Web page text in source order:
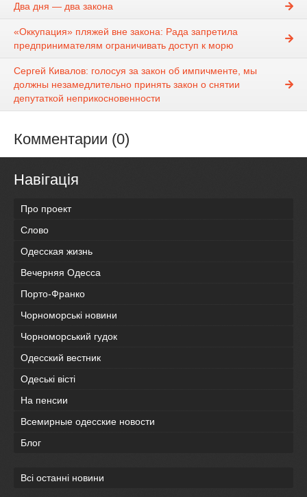
Два дня — два закона
«Оккупация» пляжей вне закона: Рада запретила
предпринимателям ограничивать доступ к морю
Сергей Кивалов: голосуя за закон об импичменте, мы
должны незамедлительно принять закон о снятии
депутаткой неприкосновенности
Комментарии (0)
Навігація
Про проект
Слово
Одесская жизнь
Вечерняя Одесса
Порто-Франко
Чорноморські новини
Чорноморський гудок
Одесский вестник
Одеськi вiстi
На пенсии
Всемирные одесские новости
Блог
Всі останні новини